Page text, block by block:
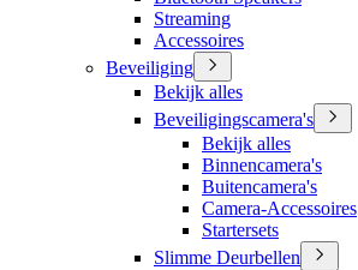
Streaming
Accessoires
Beveiliging
Bekijk alles
Beveiligingscamera's
Bekijk alles
Binnencamera's
Buitencamera's
Camera-Accessoires
Startersets
Slimme Deurbellen